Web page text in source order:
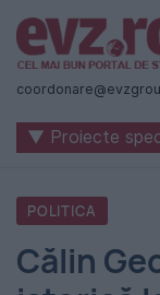
Știri
naționale
internaționale
România
-
▼ Proiecte
POLITICA
Călin